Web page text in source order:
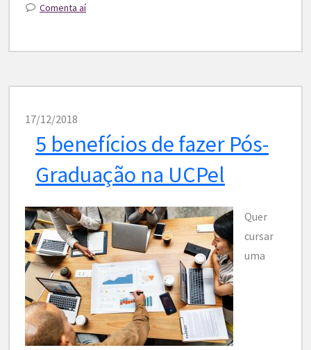
Comenta aí
17/12/2018
5 benefícios de fazer Pós-
Graduação na UCPel
Quer
cursar
uma